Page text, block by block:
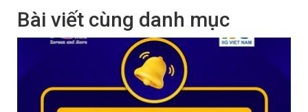
Bài viết cùng danh mục